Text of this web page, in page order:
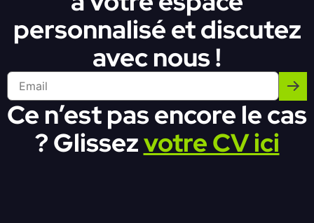
personnalisé et discutez
avec nous !
Ce n’est pas encore le cas
? Glissezvotre CV ici